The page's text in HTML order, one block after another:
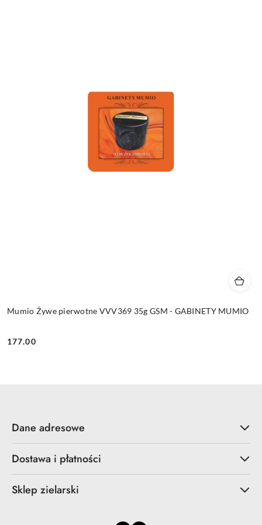
Mumio Żywe pierwotne VVV369 35g GSM - GABINETY MUMIO
Cena:
177.00
Dane adresowe
Dostawa i płatności
Sklep zielarski